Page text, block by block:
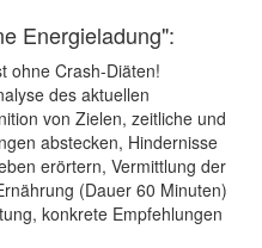
Energieladung":
ohne Crash-Diäten!
des aktuellen
von Zielen, zeitliche und
abstecken, Hindernisse
erörtern, Vermittlung der
(Dauer 60 Minuten)
konkrete Empfehlungen